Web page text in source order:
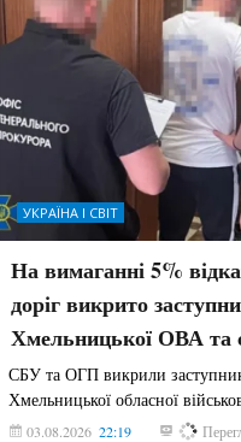
УКРАЇНА І СВІТ
На вимаганні 5%
доріг викрито
Хмельницької ОВА та
СБУ та ОГП викрили
Хмельницької обласної
03.08.2026 22:19 847